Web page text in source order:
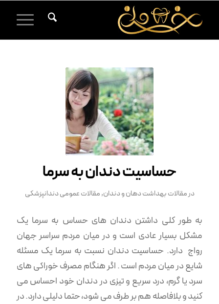
حساسیت دندان به سرما
درمقالات بهداشت دهان و دندان,مقالات عمومی دندانپزشکی
به طور کلی داشتن دندان های حساس به سرما یک
مشکل بسیار عادی است و در میان مردم سراسر جهان
رواج دارد. حساسیت دندان نسبت به سرما یک مسئله
شایع در میان مردم است . اگر هنگام مصرف خوراکی های
سرد یا گرم، درد سریع و تیزی در دندان خود احساس می
کنید و بلافاصله هم بر طرف می شود، حتما دلیلی دارد. در